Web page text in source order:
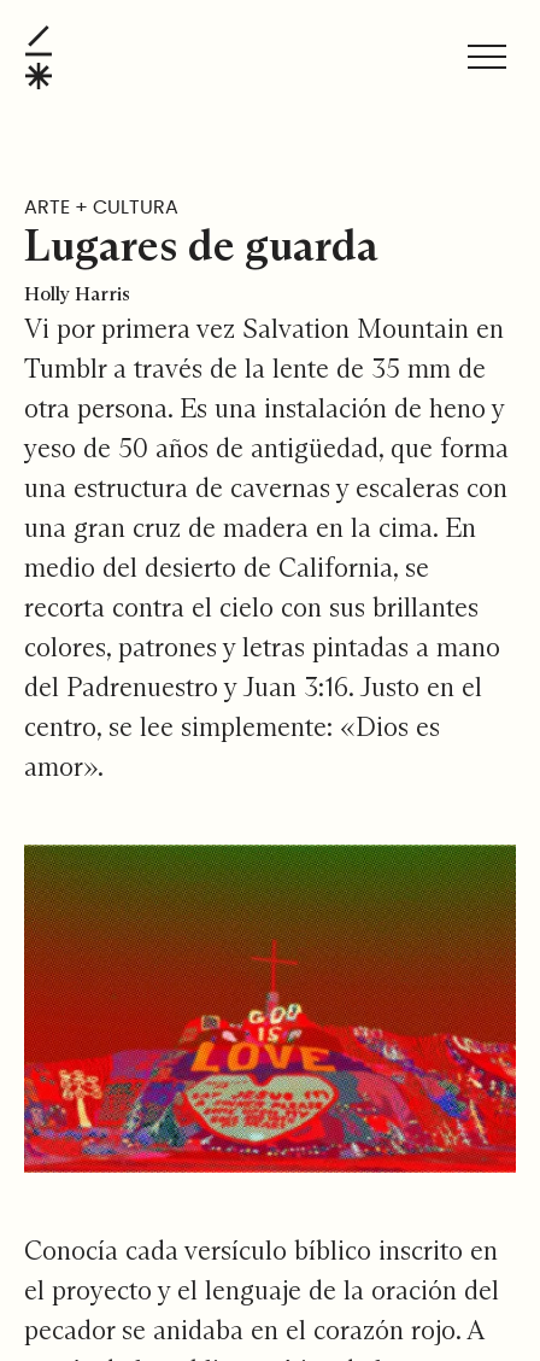
ARTE + CULTURA
Lugares de guarda
Holly Harris
Vi por primera vez Salvation Mountain en
Tumblr a través de la lente de 35 mm de
otra persona. Es una instalación de heno y
yeso de 50 años de antigüedad, que forma
una estructura de cavernas y escaleras con
una gran cruz de madera en la cima. En
medio del desierto de California, se
recorta contra el cielo con sus brillantes
colores, patrones y letras pintadas a mano
del Padrenuestro y Juan 3:16. Justo en el
centro, se lee simplemente: «Dios es
amor».
Conocía cada versículo bíblico inscrito en
el proyecto y el lenguaje de la oración del
pecador se anidaba en el corazón rojo. A